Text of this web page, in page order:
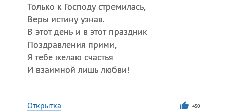
Только к Господу стремилась,
Веры истину узнав.
В этот день и в этот праздник
Поздравления прими,
Я тебе желаю счастья
И взаимной лишь любви!
Открытка 450